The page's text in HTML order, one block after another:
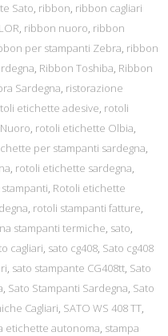
Sato, ribbon, ribbon cagliari
, ribbon nuoro, ribbon
per stampanti Zebra, ribbon
, Ribbon Toshiba, Ribbon
Sardegna, ristorazione
etichette adesive, rotoli
, rotoli etichette Olbia,
per stampanti sardegna,
, rotoli etichette sardegna,
, Rotoli etichette
, rotoli stampanti fatture,
stampanti termiche, sato,
cagliari, sato cg408, Sato cg408
, sato stampante CG408tt, Sato
, Sato Stampanti Sardegna, Sato
Cagliari, SATO WS 408 TT,
etichette autonoma, stampa